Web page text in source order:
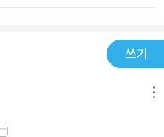
청나게 비쌌기에, 돈이 두둑
음부터 “빛깔 있는 그림”이
고 너무 발린 말을 하지 않기를
쳐도 “빛깔 있는 그림”을 어
서 한 자락씩 남겼고, 삶이라
쓰기